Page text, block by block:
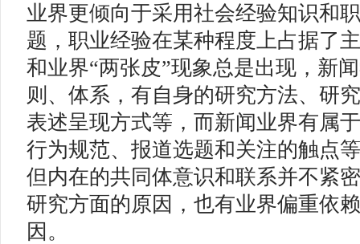
业界更倾向于采用社会经验知识和
题，职业经验在某种程度上占据了
和业界“两张皮”现象总是出现，新
则、体系，有自身的研究方法、研
表述呈现方式等，而新闻业界有属
行为规范、报道选题和关注的触点
但内在的共同体意识和联系并不紧
研究方面的原因，也有业界偏重依
因。